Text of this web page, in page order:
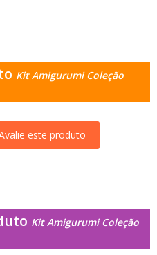
Kit Amigurumi Coleção
este produto
Kit Amigurumi Coleção